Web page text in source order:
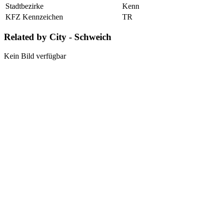
Stadtbezirke
Kenn
KFZ Kennzeichen
TR
Related by City - Schweich
Kein Bild verfügbar